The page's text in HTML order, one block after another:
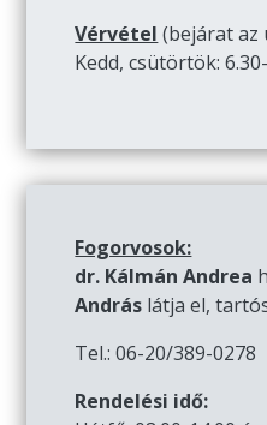
Vérvétel (bejárat az
Kedd, csütörtök:
Fogorvosok:
dr. Kálmán Andrea
András látja el,
Tel.: 06-20/389-0278
Rendelési idő: